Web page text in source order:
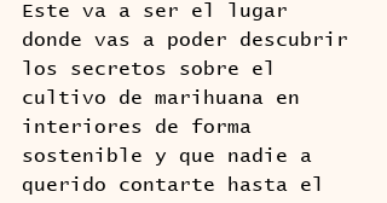
Este va a ser el lugar
donde vas a poder descubrir
los secretos sobre el
cultivo de marihuana en
interiores de forma
sostenible y que nadie a
querido contarte hasta el